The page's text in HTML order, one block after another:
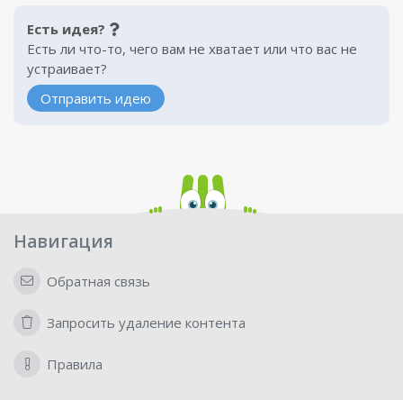
Есть идея?
Есть ли что-то, чего вам не хватает или что вас не
устраивает?
Отправить идею
Навигация
Обратная связь
Запросить удаление контента
Правила